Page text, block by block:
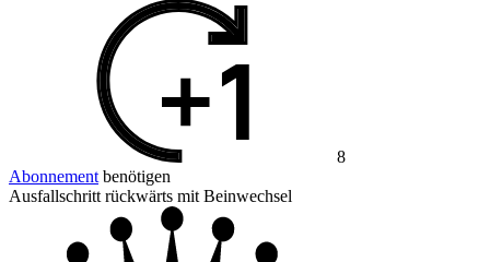
8
Abonnement benötigen
Ausfallschritt rückwärts mit Beinwechsel